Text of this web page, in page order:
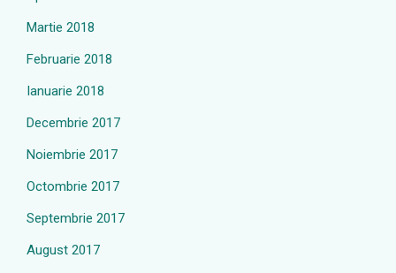
Martie 2018
Februarie 2018
Ianuarie 2018
Decembrie 2017
Noiembrie 2017
Octombrie 2017
Septembrie 2017
August 2017